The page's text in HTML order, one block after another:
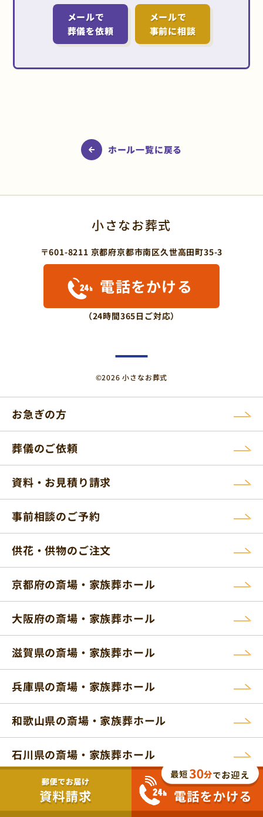
メールで
葬儀を依頼
メールで
事前に相談
ホール一覧に戻る
小さなお葬式
〒601-8211 京都府京都市南区久世高田町35-3
電話をかける
（24時間365日ご対応）
©2026 小さなお葬式
お急ぎの方
葬儀のご依頼
資料・お見積り請求
事前相談のご予約
供花・供物のご注文
京都府の斎場・家族葬ホール
大阪府の斎場・家族葬ホール
滋賀県の斎場・家族葬ホール
兵庫県の斎場・家族葬ホール
和歌山県の斎場・家族葬ホール
石川県の斎場・家族葬ホール
新潟県の斎場・家族葬ホール